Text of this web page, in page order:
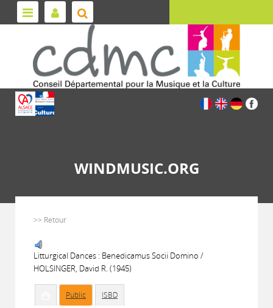
WINDMUSIC.ORG
>> Retour
Litturgical Dances : Benedicamus Socii Domino /
HOLSINGER, David R. (1945)
Public ISBD